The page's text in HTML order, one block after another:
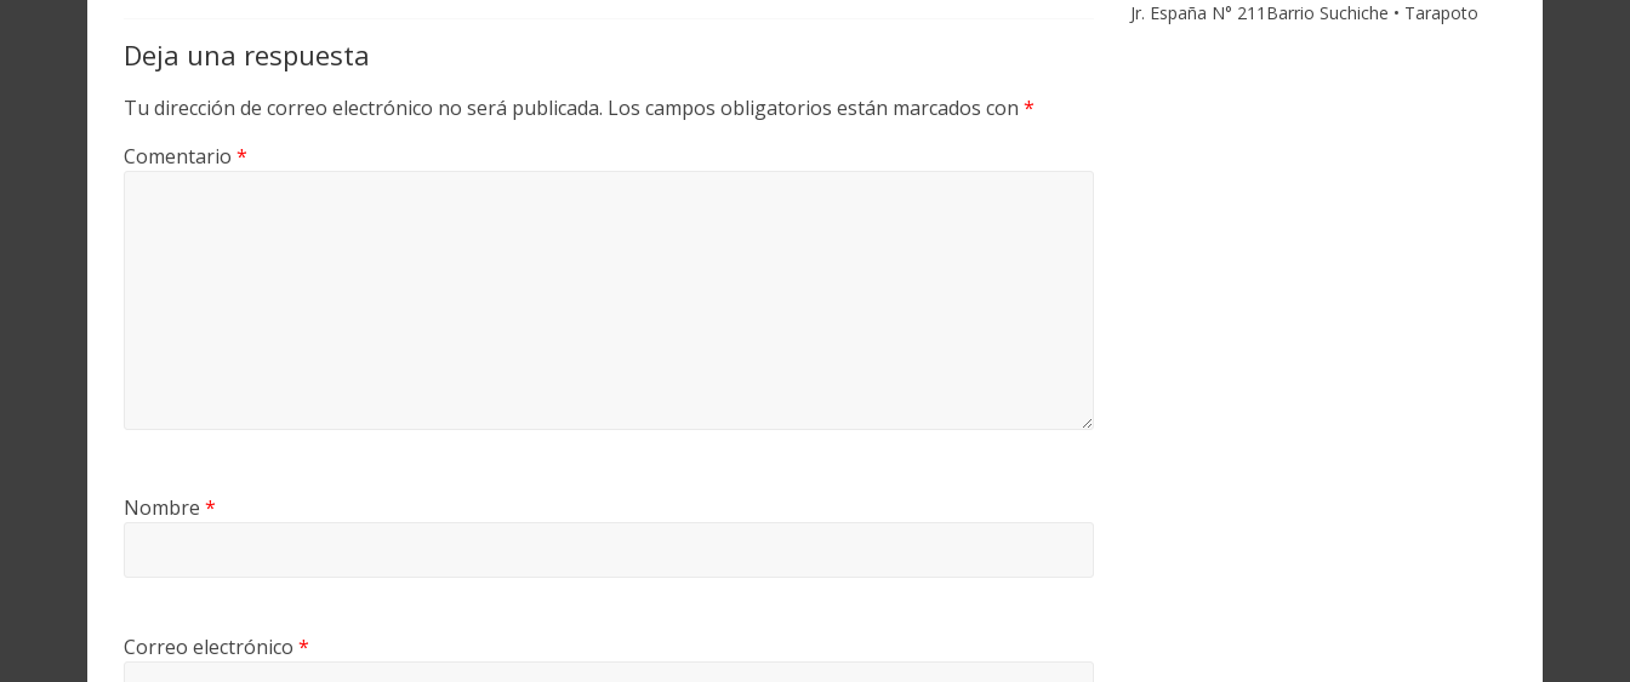
Deja una respuesta
Tu dirección de correo electrónico no será publicada. Los campos obligatorios están marcados con *
Comentario *
Nombre *
Correo electrónico *
Jr. España N° 211Barrio Suchiche • Tarapoto